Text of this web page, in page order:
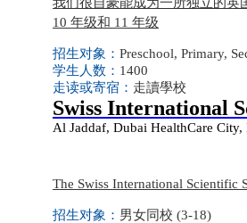
10 年级和 11 年级
招生对象： Preschool, Primary,
学生人数： 1400
走读或寄宿： 走讀學校
Swiss International
Al Jaddaf, Dubai HealthCare
The Swiss International Scientific
招生对象： 男女同校 (3-18)